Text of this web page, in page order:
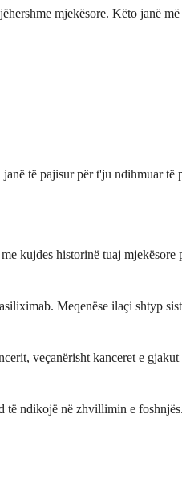
mjekësore. Këto janë
të pajisur për t'ju ndihmuar
kujdes historinë tuaj
Meqenëse ilaçi shtyp
veçanërisht kanceret e
ndikojë në zhvillimin e